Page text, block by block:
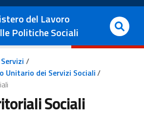
del Lavoro
Politiche Sociali
/
Unitario dei Servizi Sociali/
Sociali